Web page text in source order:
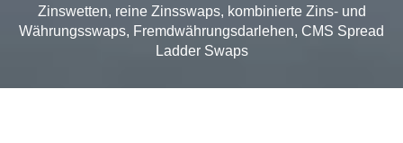
Zinswetten, reine Zinsswaps, kombinierte Zins- und
Währungsswaps, Fremdwährungsdarlehen, CMS Spread
Ladder Swaps